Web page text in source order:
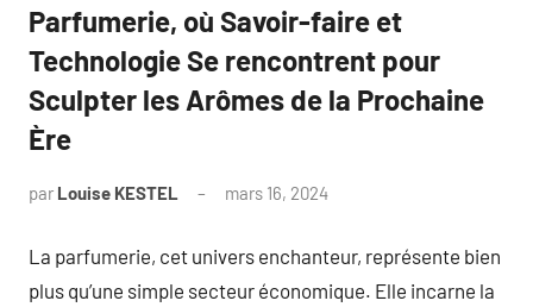
Parfumerie, où Savoir-faire et
Technologie Se rencontrent pour
Sculpter les Arômes de la Prochaine
Ère
par Louise KESTEL mars 16, 2024
La parfumerie, cet univers enchanteur, représente bien
plus qu’une simple secteur économique. Elle incarne la